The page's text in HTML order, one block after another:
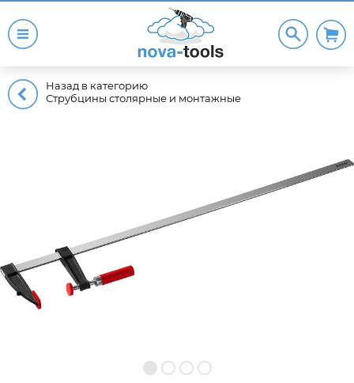
Назад в категорию
Струбцины столярные и монтажные